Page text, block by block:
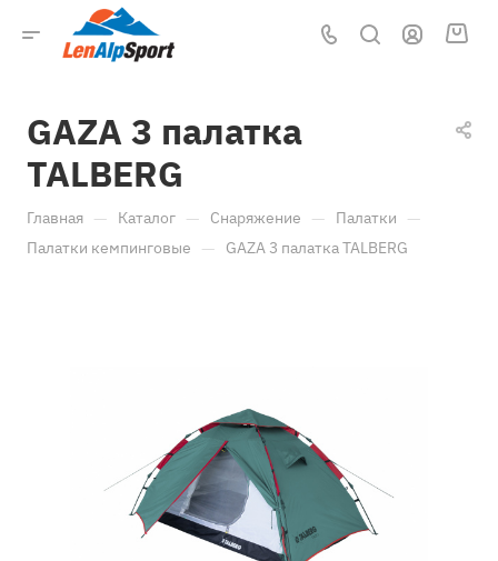
GAZA 3 палатка
TALBERG
Главная — Каталог — Снаряжение — Палатки —
Палатки кемпинговые — GAZA 3 палатка TALBERG